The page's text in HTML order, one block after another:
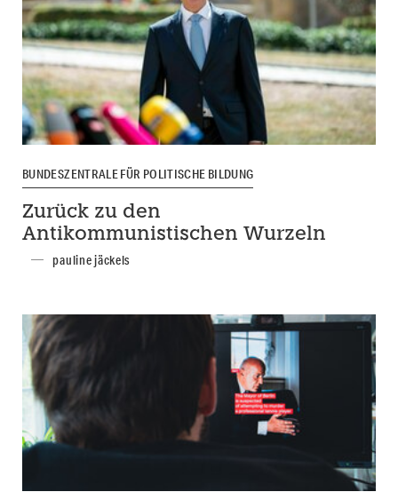
BUNDESZENTRALE FÜR POLITISCHE BILDUNG
Zurück zu den
Antikommunistischen Wurzeln
pauline jäckels